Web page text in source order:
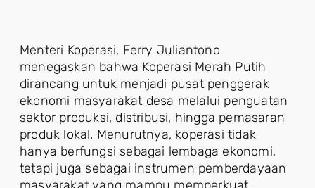
Menteri Koperasi, Ferry Juliantono
menegaskan bahwa Koperasi Merah Putih
dirancang untuk menjadi pusat penggerak
ekonomi masyarakat desa melalui penguatan
sektor produksi, distribusi, hingga pemasaran
produk lokal. Menurutnya, koperasi tidak
hanya berfungsi sebagai lembaga ekonomi,
tetapi juga sebagai instrumen pemberdayaan